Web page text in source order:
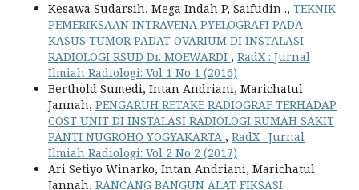
Kesawa Sudarsih, Mega Indah P, Saifudin ., TEKNIK
PEMERIKSAAN INTRAVENA PYELOGRAFI PADA
KASUS TUMOR PADAT OVARIUM DI INSTALASI
RADIOLOGI RSUD Dr. MOEWARDI , RadX : Jurnal
Ilmiah Radiologi: Vol 1 No 1 (2016)
Berthold Sumedi, Intan Andriani, Marichatul
Jannah, PENGARUH RETAKE RADIOGRAF TERHADAP
COST UNIT DI INSTALASI RADIOLOGI RUMAH SAKIT
PANTI NUGROHO YOGYAKARTA , RadX : Jurnal
Ilmiah Radiologi: Vol 2 No 2 (2017)
Ari Setiyo Winarko, Intan Andriani, Marichatul
Jannah, RANCANG BANGUN ALAT FIKSASI